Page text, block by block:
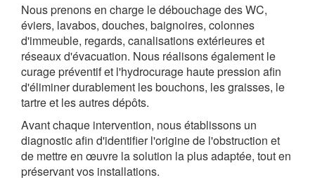
Nous prenons en charge le débouchage des WC,
éviers, lavabos, douches, baignoires, colonnes
d'immeuble, regards, canalisations extérieures et
réseaux d'évacuation. Nous réalisons également le
curage préventif et l'hydrocurage haute pression afin
d'éliminer durablement les bouchons, les graisses, le
tartre et les autres dépôts.
Avant chaque intervention, nous établissons un
diagnostic afin d'identifier l'origine de l'obstruction et
de mettre en œuvre la solution la plus adaptée, tout en
préservant vos installations.